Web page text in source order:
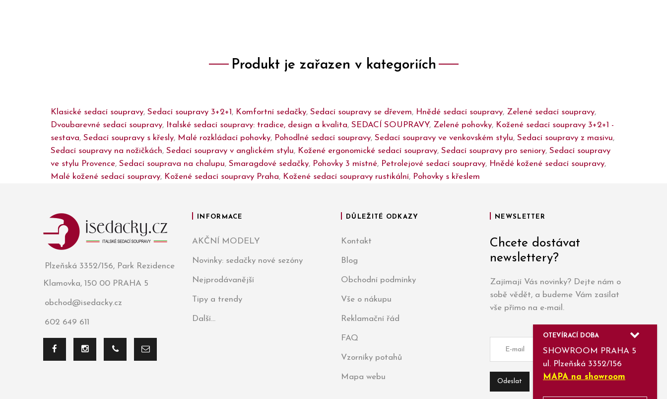
Produkt je zařazen v kategoriích
Klasické sedací soupravy, Sedací soupravy 3+2+1 , Komfortní sedačky, Sedací soupravy se dřevem, Hnědé sedací soupravy, Zelené sedací soupravy,
Dvoubarevné sedací soupravy, Italské sedací soupravy: tradice, design a kvalita, SEDACÍ SOUPRAVY, Zelené pohovky, Kožené sedací soupravy 3+2+1 -
sestava, Sedací soupravy s křesly, Malé rozkládací pohovky, Pohodlné sedací soupravy, Sedací soupravy ve venkovském stylu, Sedací soupravy z masivu,
Sedací soupravy na nožičkách, Sedací soupravy v anglickém stylu, Kožené ergonomické sedací soupravy, Sedací soupravy pro seniory, Sedací soupravy
ve stylu Provence, Sedací souprava na chalupu, Smaragdové sedačky, Pohovky 3 místné, Petrolejové sedací soupravy, Hnědé kožené sedací soupravy,
Malé kožené sedací soupravy, Kožené sedací soupravy Praha, Kožené sedací soupravy rustikální, Pohovky s křeslem
Plzeňská 3352/156, Park Rezidence
Klamovka, 150 00 PRAHA 5
obchod@isedacky.cz
602 649 611
INFORMACE
AKČNÍ MODELY
Novinky: sedačky nové sezóny
Nejprodávanější
Tipy a trendy
Další...
DŮLEŽITÉ ODKAZY
Kontakt
Blog
Obchodní podmínky
Vše o nákupu
Reklamační řád
FAQ
Vzorníky potahů
Mapa webu
NEWSLETTER
Chcete dostávat
newslettery?
Zajímají Vás novinky? Dejte nám o
sobě vědět, a budeme Vám zasílat
vše přímo na e-mail.
OTEVÍRACÍ DOBA
SHOWROOM PRAHA 5
ul. Plzeňská 3352/156
MAPA na showroom